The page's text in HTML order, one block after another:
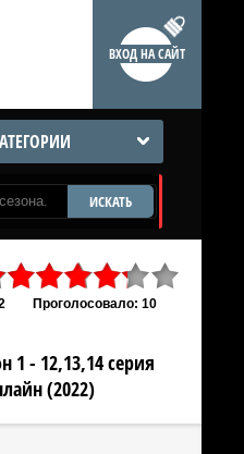
ВХОД НА САЙТ
ИСКАТЬ
Проголосовало: 10
1 - 12,13,14 серия
(2022)